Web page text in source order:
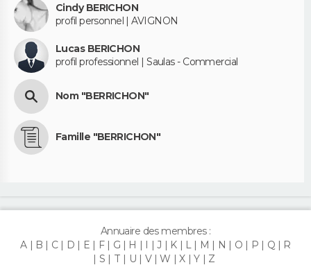
Cindy BERICHON
profil personnel | AVIGNON
Lucas BERICHON
profil professionnel | Saulas - Commercial
Nom "BERRICHON"
Famille "BERRICHON"
Annuaire des membres :
A
B C D E F G H I J K L M N O P Q
R
S
T U V W X Y Z